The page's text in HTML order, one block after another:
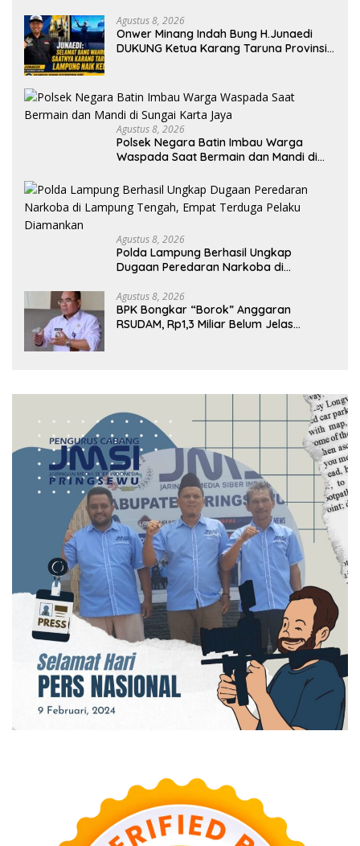
Agustus 8, 2026
Onwer Minang Indah Bung H.Junaedi
DUKUNG Ketua Karang Taruna Provinsi
Agustus 8, 2026
Polsek Negara Batin Imbau Warga
Waspada Saat Bermain dan Mandi di
Agustus 8, 2026
Polda Lampung Berhasil Ungkap
Dugaan Peredaran Narkoba di
Pelaku Diamankan
Agustus 8, 2026
BPK Bongkar “Borok” Anggaran
RSUDAM, Rp1,3 Miliar Belum Jelas